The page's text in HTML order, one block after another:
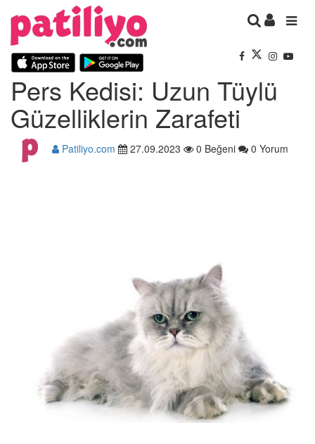
Pers Kedisi: Uzun Tüylü
Güzelliklerin Zarafeti
Patiliyo.com 27.09.2023 0 Beğeni 0 Yorum